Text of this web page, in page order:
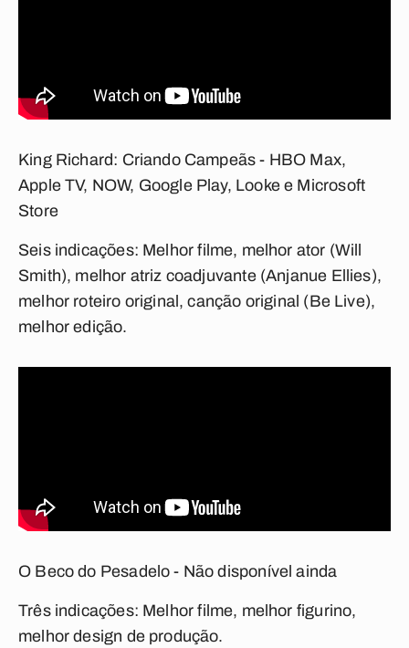
King Richard: Criando Campeãs - HBO Max,
Apple TV, NOW, Google Play, Looke e Microsoft
Store
Seis indicações: Melhor filme, melhor ator (Will
Smith), melhor atriz coadjuvante (Anjanue Ellies),
melhor roteiro original, canção original (Be Live),
melhor edição.
O Beco do Pesadelo - Não disponível ainda
Três indicações: Melhor filme, melhor figurino,
melhor design de produção.